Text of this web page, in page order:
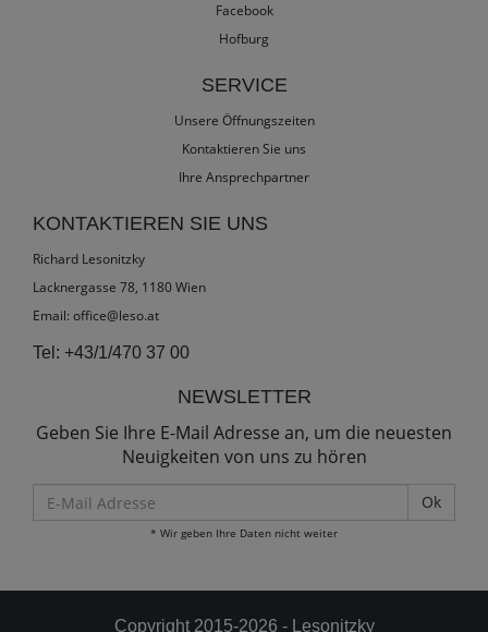
Facebook
Hofburg
SERVICE
Unsere Öffnungszeiten
Kontaktieren Sie uns
Ihre Ansprechpartner
KONTAKTIEREN SIE UNS
Richard Lesonitzky
Lacknergasse 78, 1180 Wien
Email: office@leso.at
Tel: +43/1/470 37 00
NEWSLETTER
Geben Sie Ihre E-Mail Adresse an, um die neuesten
Neuigkeiten von uns zu hören
Mail
Adresse
* Wir geben Ihre Daten nicht weiter
Copyright 2015-2026 - Lesonitzky